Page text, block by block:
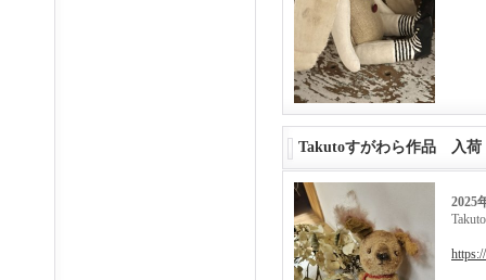
Takutoすがわら作品 入荷
2025